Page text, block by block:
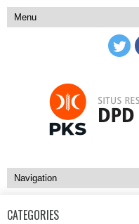
CATEGORIES